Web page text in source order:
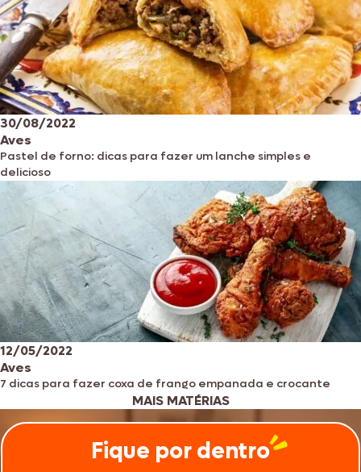
30/08/2022
Aves
Pastel de forno: dicas para fazer um lanche simples e
delicioso
12/05/2022
Aves
7 dicas para fazer coxa de frango empanada e crocante
MAIS MATÉRIAS
Fique por dentro